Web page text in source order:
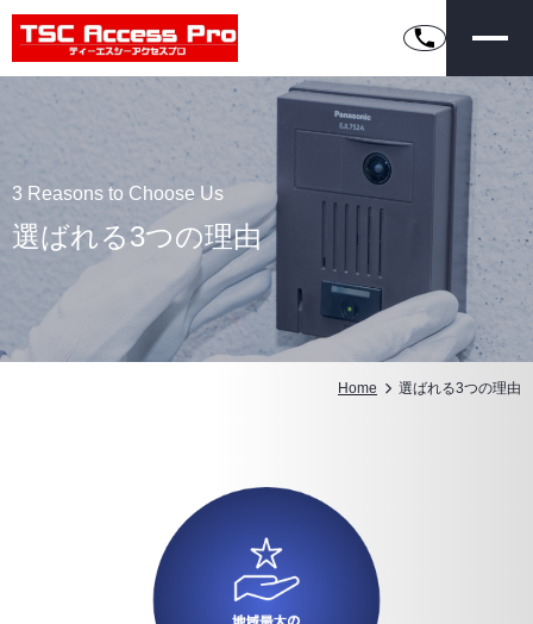
3 Reasons to Choose Us
選ばれる3つの理由
Home 選ばれる3つの理由